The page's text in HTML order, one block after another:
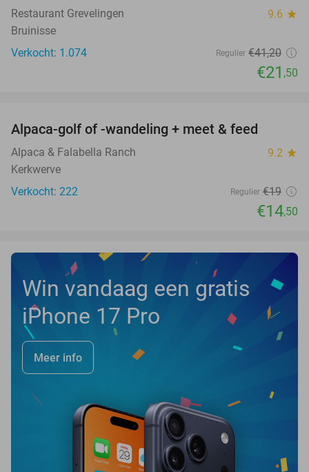
Restaurant Grevelingen 9.6 star
Bruinisse
Verkocht: 1.074
Regulier €41,20
€21 ,50
Alpaca-golf of -wandeling + meet & feed
Alpaca & Falabella Ranch 9.2 star
Kerkwerve
Verkocht: 222
Regulier €19
€14,50
Win vandaag een gratis
iPhone 17 Pro
Meer info